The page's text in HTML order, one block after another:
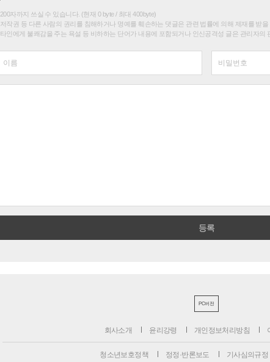
200자까지 쓰실 수 있습니다. (현재 0 byte / 최대 400byte)
저작권 등 다른 사람의 권리를 침해하거나 명예를 훼손하는 댓글은 관련 법률에 의해 제재를 받을
타인에게 불쾌감을 주는 욕설 등 비하하는 단어가 내용에 포함되거나 인신공격성 글은 관리자의
PC버전
회사소개 윤리강령 개인정보처리방침
청소년보호정책 정정·반론보도 기사심의규정